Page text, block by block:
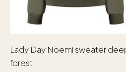
Lady Day Noemi sweater
forest